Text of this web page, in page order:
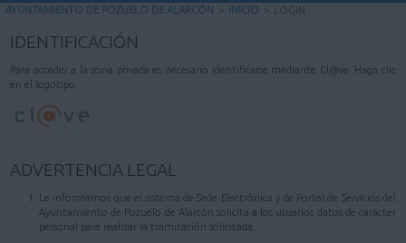
MI CARPETA
INFORMACIÓN MUNICIPAL
AYUDA
AYUNTAMIENTO DE POZUELO DE ALARCÓN > INICIO > LOGIN
IDENTIFICACIÓN
Para acceder a la zona privada es necesario identificarse mediante Cl@ve. Haga clic
en el logotipo.
ADVERTENCIA LEGAL
Le informamos que el sistema de Sede Electrónica y de Portal de Servicios del
Ayuntamiento de Pozuelo de Alarcón solicita a los usuarios datos de carácter
personal para realizar la tramitación solicitada.